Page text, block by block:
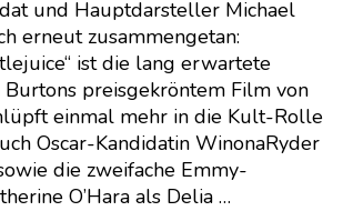
und Hauptdarsteller Michael
erneut zusammengetan:
ist die lang erwartete
Burtons preisgekröntem Film von
einmal mehr in die Kult-Rolle
Oscar-Kandidatin WinonaRyder
die zweifache Emmy-
O’Hara als Delia …